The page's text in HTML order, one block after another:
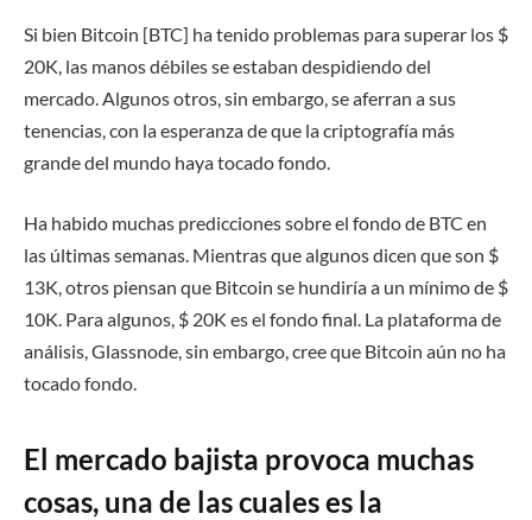
Si bien Bitcoin [BTC] ha tenido problemas para superar los $
20K, las manos débiles se estaban despidiendo del
mercado. Algunos otros, sin embargo, se aferran a sus
tenencias, con la esperanza de que la criptografía más
grande del mundo haya tocado fondo.
Ha habido muchas predicciones sobre el fondo de BTC en
las últimas semanas. Mientras que algunos dicen que son $
13K, otros piensan que Bitcoin se hundiría a un mínimo de $
10K. Para algunos, $ 20K es el fondo final. La plataforma de
análisis, Glassnode, sin embargo, cree que Bitcoin aún no ha
tocado fondo.
El mercado bajista provoca muchas
cosas, una de las cuales es la